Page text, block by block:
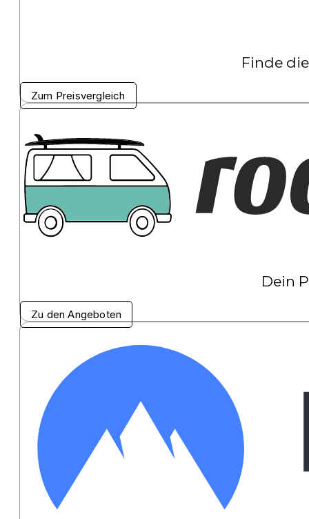
Finde
Zum Preisvergleich
Dein
Zu den Angeboten